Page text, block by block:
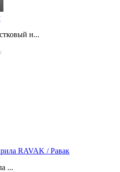
н...
RAVAK / Равак
...